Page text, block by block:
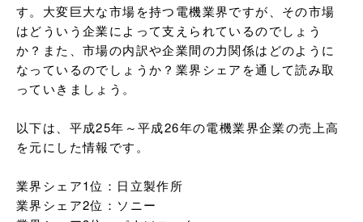
す。大変巨大な市場を持つ電機業界ですが、その市場
はどういう企業によって支えられているのでしょう
か？また、市場の内訳や企業間の力関係はどのように
なっているのでしょうか？業界シェアを通して読み取
っていきましょう。
以下は、平成25年～平成26年の電機業界企業の売上高
を元にした情報です。
業界シェア1位：日立製作所
業界シェア2位：ソニー